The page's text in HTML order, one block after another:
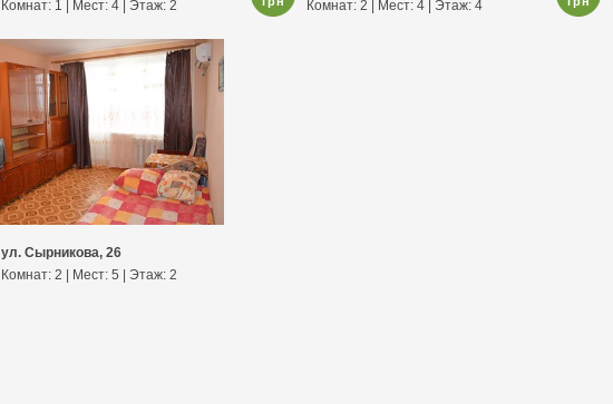
Комнат: 1 | Мест: 4 | Этаж: 2
Комнат: 2 | Мест: 4 | Этаж: 4
ул. Сырникова, 26
Комнат: 2 | Мест: 5 | Этаж: 2